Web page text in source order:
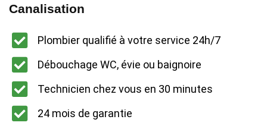
Canalisation
Plombier qualifié à votre service 24h/7
Débouchage WC, évie ou baignoire
Technicien chez vous en 30 minutes
24 mois de garantie